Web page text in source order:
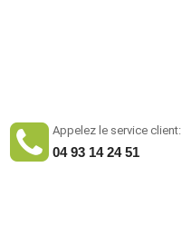
Appelez le service client:
04 93 14 24 51